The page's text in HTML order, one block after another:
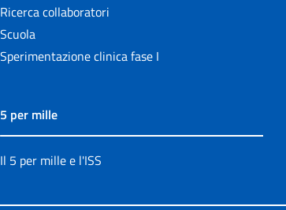
Ricerca collaboratori
Scuola
Sperimentazione clinica fase I
5 per mille
Il 5 per mille e l'ISS